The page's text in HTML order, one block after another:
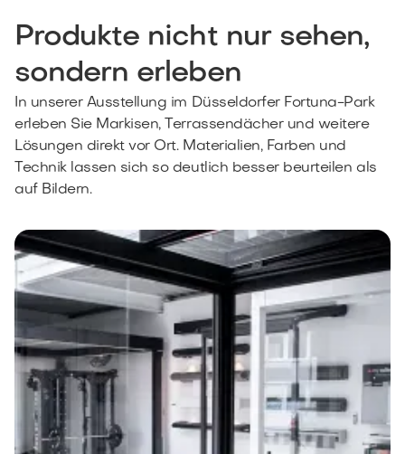
Produkte nicht nur sehen,
sondern erleben
In unserer Ausstellung im Düsseldorfer Fortuna-Park
erleben Sie Markisen, Terrassendächer und weitere
Lösungen direkt vor Ort. Materialien, Farben und
Technik lassen sich so deutlich besser beurteilen als
auf Bildern.